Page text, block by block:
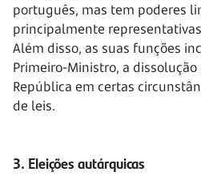
português, mas tem poderes
principalmente
Além disso, as suas funções
Primeiro-Ministro, a
República em certas
de leis.
3. Eleições autárquicas